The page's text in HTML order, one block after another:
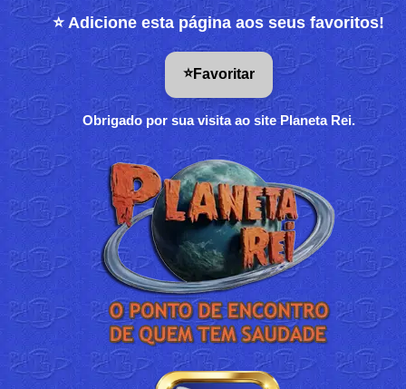
⭐ Adicione esta página aos seus favoritos!
⭐Favoritar
Obrigado por sua visita ao site Planeta Rei.